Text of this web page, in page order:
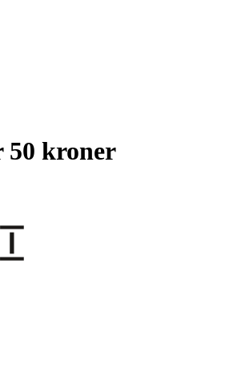
50 kroner